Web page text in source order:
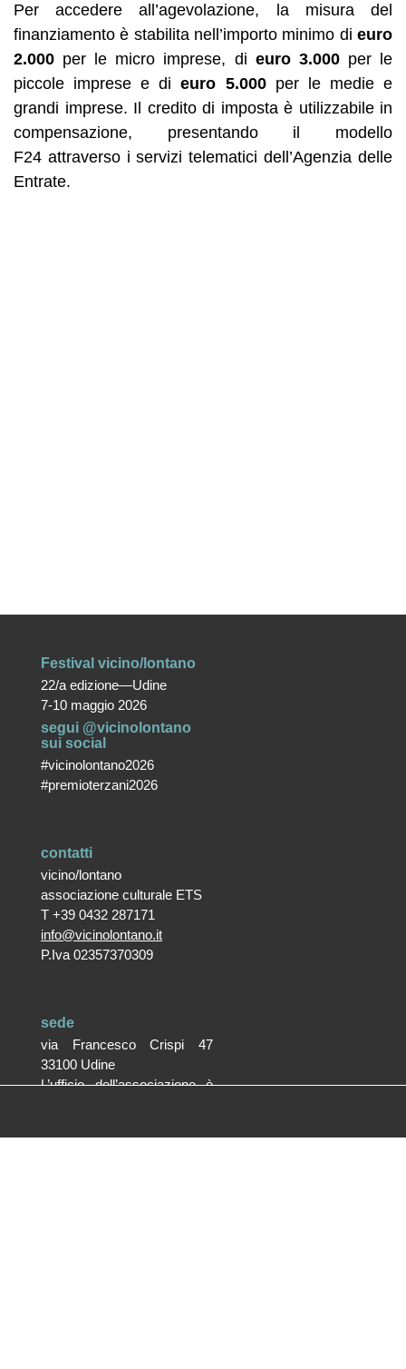
Per accedere all’agevolazione, la misura del
finanziamento è stabilita nell’importo minimo di euro
2.000 per le micro imprese, di euro 3.000 per le
piccole imprese e dieuro 5.000per le medie e
grandi imprese. Il credito di imposta è utilizzabile in
compensazione, presentando il modello
F24 attraverso i servizi telematici dell’Agenzia delle
Entrate.
Festival vicino/lontano
22/a edizione—Udine
7-10 maggio 2026
segui @vicinolontano
sui social
#vicinolontano2026
#premioterzani2026
contatti
vicino/lontano
associazione culturale ETS
T +39 0432 287171
info@vicinolontano.it
P.Iva 02357370309
sede
via Francesco Crispi 47
33100 Udine
L’ufficio dell’associazione è